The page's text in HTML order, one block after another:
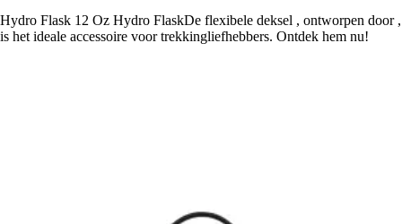
Hydro Flask 12 Oz Hydro FlaskDe flexibele deksel , ontworpen door ,
is het ideale accessoire voor trekkingliefhebbers. Ontdek hem nu!